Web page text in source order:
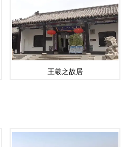
王羲之故居